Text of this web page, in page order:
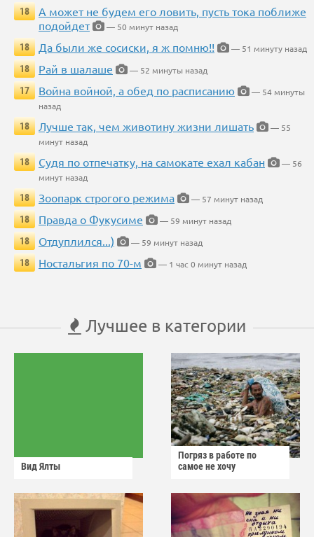
18
А может не будем его ловить, пусть тока поближе
подойдет
— 50 минут назад
18
Да были же сосиски, я ж помню!!
— 51 минуту назад
18
Рай в шалаше
— 52 минуты назад
17
Война войной, а обед по расписанию
— 54 минуты
назад
18
Лучше так, чем животину жизни лишать
— 55
минут назад
18
Судя по отпечатку, на самокате ехал кабан
— 56
минут назад
18
Зоопарк строгого режима
— 57 минут назад
18
Правда о Фукусиме
— 59 минут назад
18
Отдуплился...)
— 59 минут назад
18
Ностальгия по 70-м — 1 час 0 минут назад
Лучшее в категории
Вид Ялты
Погряз в работе по
самое не хочу